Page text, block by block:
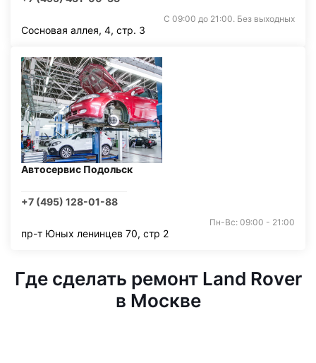
С 09:00 до 21:00. Без выходных
Сосновая аллея, 4, стр. 3
Автосервис Подольск
+7 (495) 128-01-88
Пн-Вс: 09:00 - 21:00
пр-т Юных ленинцев 70, стр 2
Где сделать ремонт Land Rover
в Москве